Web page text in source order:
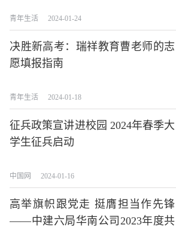
青年生活 2024-01-24
决胜新高考：瑞祥教育曹老师的志
愿填报指南
青年生活 2024-01-18
征兵政策宣讲进校园 2024年春季大
学生征兵启动
中国网 2024-01-16
高举旗帜跟党走 挺膺担当作先锋
——中建六局华南公司2023年度共